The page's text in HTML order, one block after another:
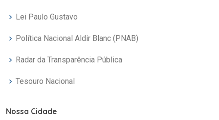
Lei Paulo Gustavo
Política Nacional Aldir Blanc (PNAB)
Radar da Transparência Pública
Tesouro Nacional
Nossa Cidade